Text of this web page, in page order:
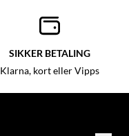
SIKKER BETALING
Klarna, kort eller Vipps